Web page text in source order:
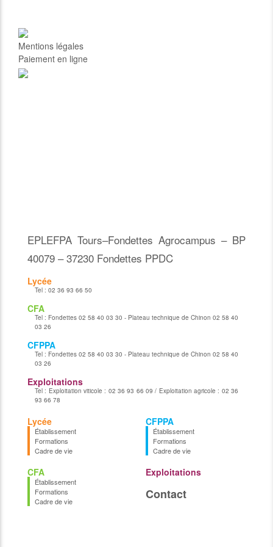
Mentions légales
Paiement en ligne
EPLEFPA Tours–Fondettes Agrocampus – BP
40079 – 37230 Fondettes PPDC
Lycée
Tel : 02 36 93 66 50
CFA
Tel : Fondettes 02 58 40 03 30 - Plateau technique de Chinon 02 58 40
03 26
CFPPA
Tel : Fondettes 02 58 40 03 30 - Plateau technique de Chinon 02 58 40
03 26
Exploitations
Tel : Exploitation viticole : 02 36 93 66 09 / Exploitation agricole : 02 36
93 66 78
Lycée
Établissement
Formations
Cadre de vie
CFA
Établissement
Formations
Cadre de vie
CFPPA
Établissement
Formations
Cadre de vie
Exploitations
Contact